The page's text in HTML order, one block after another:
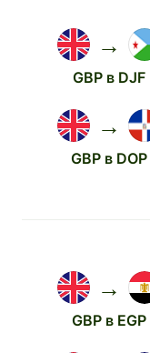
→
GBP в DJF
→
GBP в DOP
→
GBP в EGP